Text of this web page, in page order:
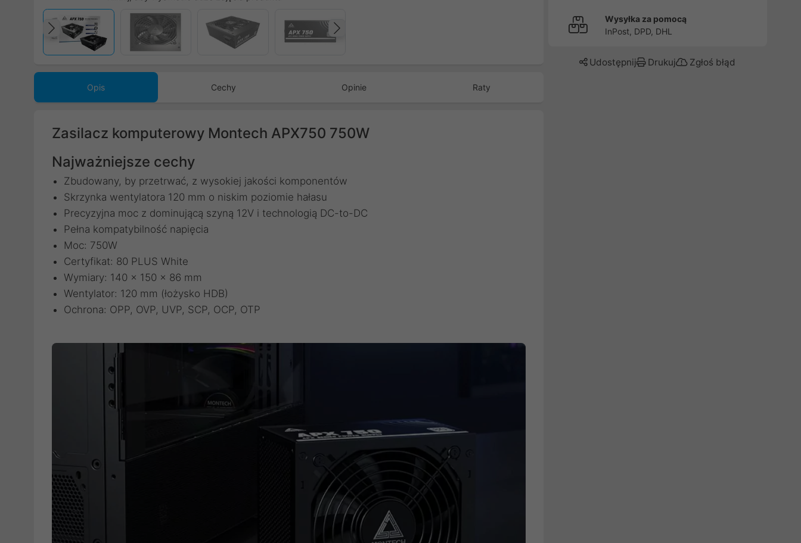
Poprzedni
Opis Cechy Opinie Raty
Zasilacz komputerowy Montech APX750 750W
Najważniejsze cechy
Zbudowany, by przetrwać, z wysokiej jakości komponentów
Skrzynka wentylatora 120 mm o niskim poziomie hałasu
Precyzyjna moc z dominującą szyną 12V i technologią DC-to-DC
Pełna kompatybilność napięcia
Moc: 750W
Certyfikat: 80 PLUS White
Wymiary: 140 x 150 x 86 mm
Wentylator: 120 mm (łożysko HDB)
Ochrona: OPP, OVP, UVP, SCP, OCP, OTP
Wysyłka za pomocą
InPost, DPD, DHL
Udostępnij Drukuj Zgłoś błąd